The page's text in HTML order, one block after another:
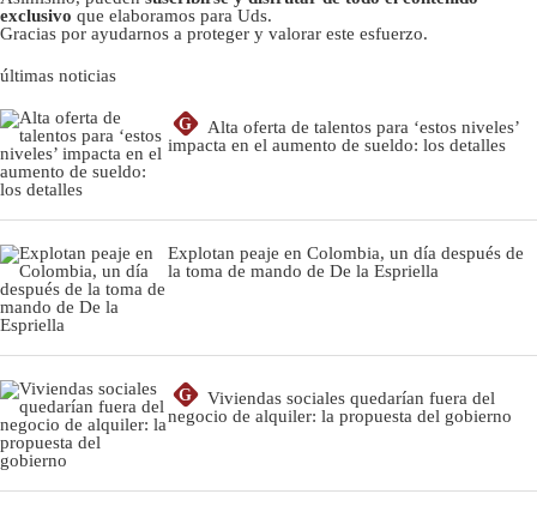
exclusivo que elaboramos para Uds.
Gracias por ayudarnos a proteger y valorar este esfuerzo.
últimas noticias
G
Alta oferta de talentos para ‘estos niveles’
impacta en el aumento de sueldo: los detalles
Explotan peaje en Colombia, un día después de
la toma de mando de De la Espriella
G
Viviendas sociales quedarían fuera del
negocio de alquiler: la propuesta del gobierno